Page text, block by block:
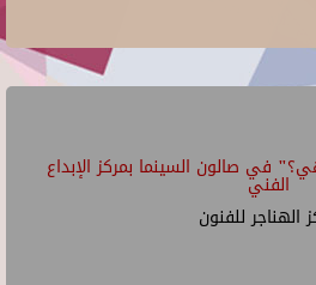
في صالون السينما بمركز الإبداع
الفني
الهناجر للفنون